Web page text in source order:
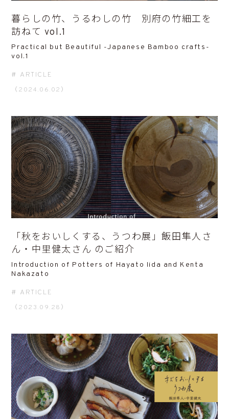
暮らしの竹、うるわしの竹 別府の竹細工を
訪ねて vol.1
Practical but Beautiful -Japanese Bamboo crafts-
vol.1
ARTICLE
（2024.06.02）
「秋をおいしくする、うつわ展」飯田隼人さ
ん・中里健太さん のご紹介
Introduction of Potters of Hayato Iida and Kenta
Nakazato
ARTICLE
（2023.09.28）